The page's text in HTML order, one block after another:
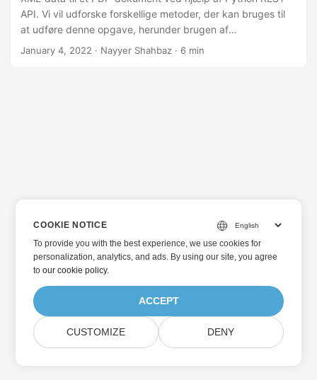
API. Vi vil udforske forskellige metoder, der kan bruges til
at udføre denne opgave, herunder brugen af
tredjepartsbiblioteker og API’er. Ved slutningen af denne
January 4, 2022 · Nayyer Shahbaz · 6 min
COOKIE NOTICE
To provide you with the best experience, we use cookies for
personalization, analytics, and ads. By using our site, you agree
toour cookie policy.
ACCEPT
CUSTOMIZE DENY